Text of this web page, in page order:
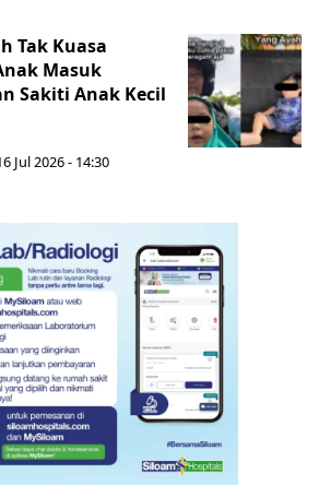
Tak Kuasa
Masuk
Sakiti Anak Kecil
Jul 2026 - 14:30